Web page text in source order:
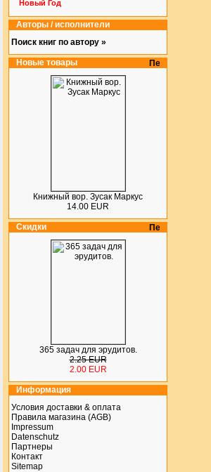
Новый Год
Авторы / исполнители
Поиск книг по автору »
Новые товары
Книжный вор. Зусак Маркус
14.00 EUR
Скидки
365 задач для эрудитов.
2.25 EUR
2.00 EUR
Информация
Условия доставки & оплата
Правила магазина (AGB)
Impressum
Datenschutz
Партнеры
Контакт
Sitemap